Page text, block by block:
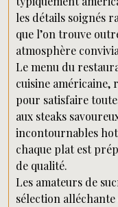
les détails soignés
que l’on trouve
atmosphère
Le menu du
cuisine américaine,
pour satisfaire
aux steaks
incontournables
chaque plat est
de qualité.
Les amateurs de
sélection